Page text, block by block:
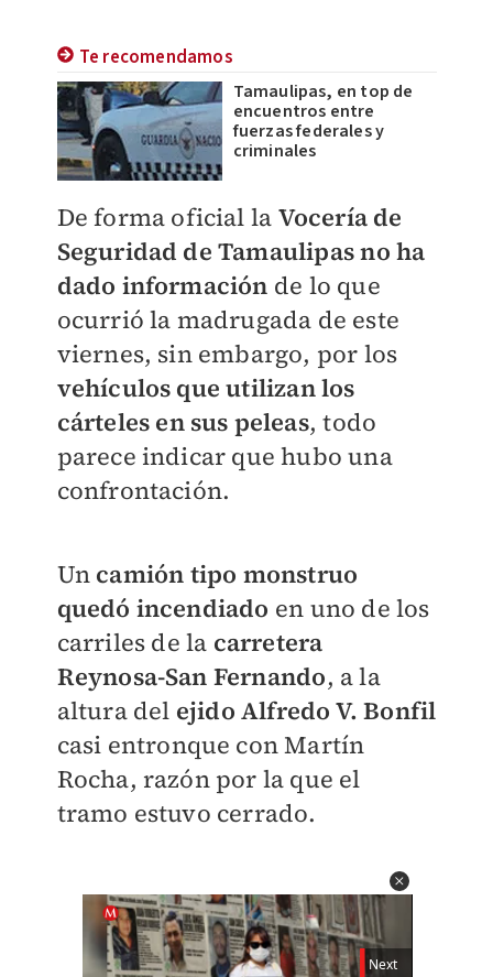
Te recomendamos
Tamaulipas, en top de
encuentros entre
fuerzas federales y
criminales
De forma oficial la Vocería de
Seguridad de Tamaulipas no ha
dado información de lo que
ocurrió la madrugada de este
viernes, sin embargo, por los
vehículos que utilizan los
cárteles en sus peleas, todo
parece indicar que hubo una
confrontación.
Un camión tipo monstruo
quedó incendiado en uno de los
carriles de la carretera
Reynosa-San Fernando, a la
altura del ejido Alfredo V. Bonfil
casi entronque con Martín
Rocha, razón por la que el
tramo estuvo cerrado.